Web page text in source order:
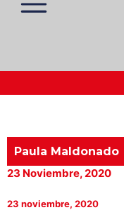
Actualidad Minera
Minería Superficie
Paula Maldonado
23 Noviembre, 2020
23 noviembre, 2020